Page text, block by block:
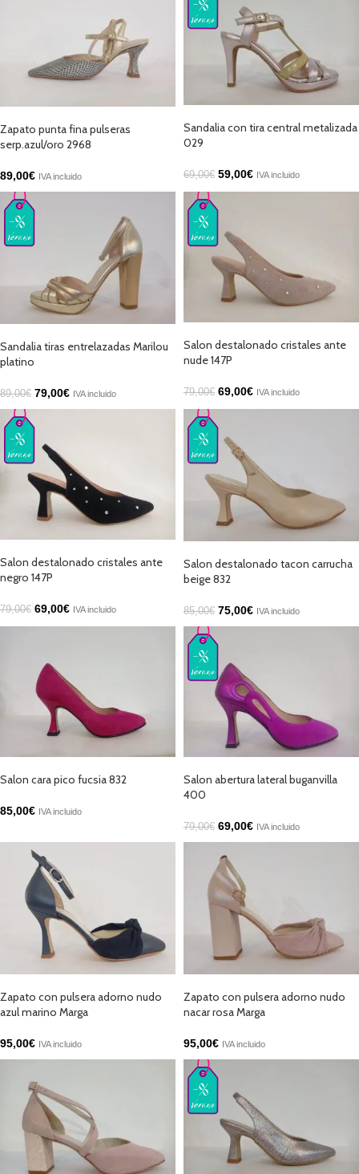
Zapato punta fina pulseras
serp.azul/oro 2968
89,00€ IVA incluido
Sandalia con tira central metalizada
029
69,00€ 59,00€ IVA incluido
Sandalia tiras entrelazadas Marilou
platino
89,00€ 79,00€ IVA incluido
Salon destalonado cristales ante
nude 147P
79,00€ 69,00€ IVA incluido
Salon destalonado cristales ante
negro 147P
79,00€ 69,00€ IVA incluido
Salon destalonado tacon carrucha
beige 832
85,00€ 75,00€ IVA incluido
Salon cara pico fucsia 832
85,00€ IVA incluido
Salon abertura lateral buganvilla
400
79,00€ 69,00€ IVA incluido
Zapato con pulsera adorno nudo
azul marino Marga
95,00€ IVA incluido
Zapato con pulsera adorno nudo
nacar rosa Marga
95,00€ IVA incluido